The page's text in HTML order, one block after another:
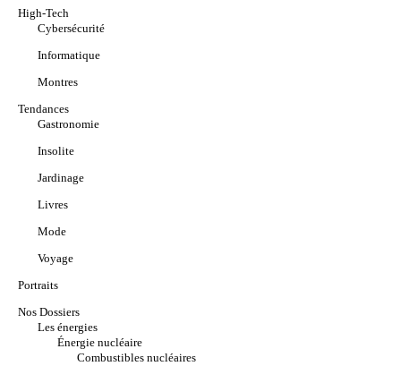
High-Tech
Cybersécurité
Informatique
Montres
Tendances
Gastronomie
Insolite
Jardinage
Livres
Mode
Voyage
Portraits
Nos Dossiers
Les énergies
Énergie nucléaire
Combustibles nucléaires